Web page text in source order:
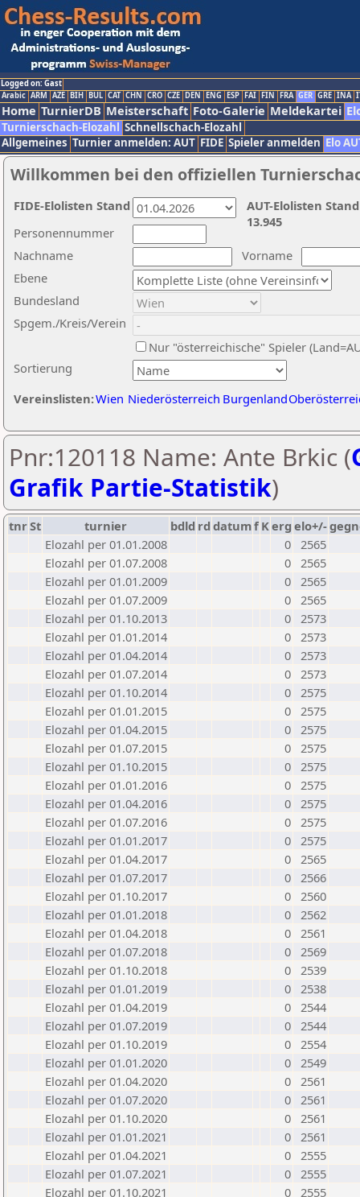
Logged on: Gast
Arabic ARM AZE BIH BUL CAT CHN CRO CZE DEN ENG ESP FAI FIN FRA GER GRE INA
Home TurnierDB Meisterschaft Foto-Galerie Meldekartei
Turnierschach-Elozahl Schnellschach-Elozahl
Allgemeines Turnier anmelden: AUT FIDE Spieler anmelden Elo
Willkommen bei den offiziellen
Nachname
Vorname
Ebene
Sortierung
Personennummer
Bundesland
Spgem./Kreis/Verein
Nur "österreichische" Spieler
Vereinslisten:Wien Niederösterreich Burgenland
AUT-Elolisten
13.945
FIDE-Elolisten Stand
Pnr:120118 Name: Ante Brkic (
Grafik Partie-Statistik)
tnrSt turnier bdld rd datumf Kerg elo+/-
Elozahl per 01.01.2008
0 2565
Elozahl per 01.07.2008
0 2565
Elozahl per 01.01.2009
0 2565
Elozahl per 01.07.2009
0 2565
Elozahl per 01.10.2013
0 2573
Elozahl per 01.01.2014
0 2573
Elozahl per 01.04.2014
0 2573
Elozahl per 01.07.2014
0 2573
Elozahl per 01.10.2014
0 2575
Elozahl per 01.01.2015
0 2575
Elozahl per 01.04.2015
0 2575
Elozahl per 01.07.2015
0 2575
Elozahl per 01.10.2015
0 2575
Elozahl per 01.01.2016
0 2575
Elozahl per 01.04.2016
0 2575
Elozahl per 01.07.2016
0 2575
Elozahl per 01.01.2017
0 2575
Elozahl per 01.04.2017
0 2565
Elozahl per 01.07.2017
0 2566
Elozahl per 01.10.2017
0 2560
Elozahl per 01.01.2018
0 2562
Elozahl per 01.04.2018
0 2561
Elozahl per 01.07.2018
0 2569
Elozahl per 01.10.2018
0 2539
Elozahl per 01.01.2019
0 2538
Elozahl per 01.04.2019
0 2544
Elozahl per 01.07.2019
0 2544
Elozahl per 01.10.2019
0 2554
Elozahl per 01.01.2020
0 2549
Elozahl per 01.04.2020
0 2561
Elozahl per 01.07.2020
0 2561
Elozahl per 01.10.2020
0 2561
Elozahl per 01.01.2021
0 2561
Elozahl per 01.04.2021
0 2555
Elozahl per 01.07.2021
0 2555
Elozahl per 01.10.2021
0 2555